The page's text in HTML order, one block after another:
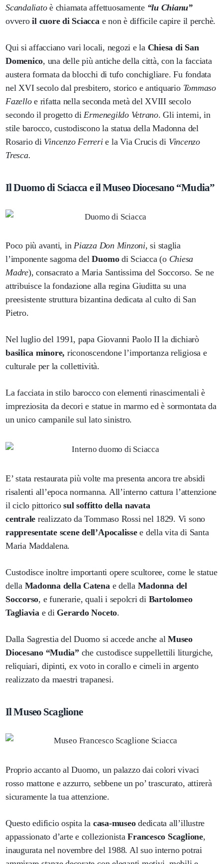
Scandaliatoè chiamata affettuosamente “lu Chianu”
ovveroil cuore di Sciacca e non è difficile capire il perchè.
Qui si affacciano vari locali, negozi e la Chiesa di San
Domenico, una delle più antiche della città, con la facciata
austera formata da blocchi di tufo conchigliare. Fu fondata
nel XVI secolo dal presbitero, storico e antiquario Tommaso
Fazelloe rifatta nella seconda metà del XVIII secolo
secondo il progetto diErmenegildo Vetrano. Gli interni, in
stile barocco, custodiscono la statua della Madonna del
Rosario di Vincenzo Ferrerie la Via Crucis di Vincenzo
Tresca.
Il Duomo di Sciacca e il Museo Diocesano “Mudia”
Poco più avanti, inPiazza Don Minzoni, si staglia
l’imponente sagoma delDuomodi Sciacca (o Chiesa
Madre), consacrato a Maria Santissima del Soccorso. Se ne
attribuisce la fondazione alla regina Giuditta su una
preesistente struttura bizantina dedicata al culto di San
Pietro.
Nel luglio del 1991, papa Giovanni Paolo II la dichiarò
basilica minore, riconoscendone l’importanza religiosa e
culturale per la collettività.
La facciata in stilo barocco con elementi rinascimentali è
impreziosita da decori e statue in marmo ed è sormontata da
un unico campanile sul lato sinistro.
E’ stata restaurata più volte ma presenta ancora tre absidi
risalenti all’epoca normanna. All’interno cattura l’attenzione
il ciclo pittoricosul soffitto della navata
centrale realizzato da Tommaso Rossi nel 1829. Vi sono
rappresentate scene dell’Apocalissee della vita di Santa
Maria Maddalena.
Custodisce inoltre importanti opere scultoree, come le statue
della Madonna della Catena e della Madonna del
Soccorso, e funerarie, quali i sepolcri di Bartolomeo
Tagliavia e di Gerardo Noceto.
Dalla Sagrestia del Duomo si accede anche alMuseo
Diocesano “Mudia”che custodisce suppellettili liturgiche,
reliquiari, dipinti, ex voto in corallo e cimeli in argento
realizzato da maestri trapanesi.
Il Museo Scaglione
Proprio accanto al Duomo, un palazzo dai colori vivaci
rosso mattone e azzurro, sebbene un po’ trascurato, attirerà
sicuramente la tua attenzione.
Questo edificio ospita la casa-museodedicata all’illustre
appassionato d’arte e collezionistaFrancesco Scaglione,
inaugurata nel novembre del 1988. Al suo interno potrai